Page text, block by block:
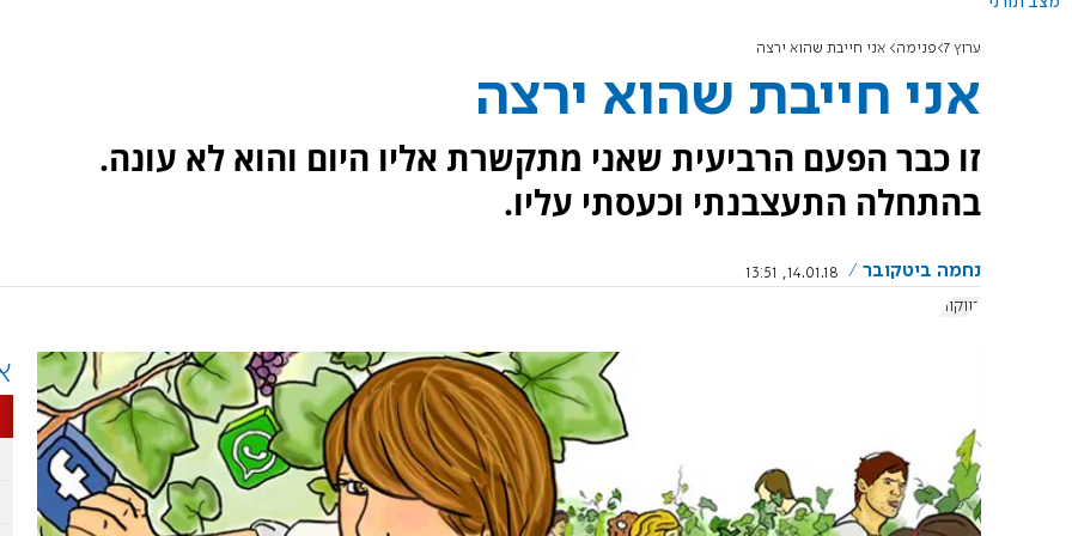
ערוץ 7 פנימה אני חייבת שהוא ירצה
אני חייבת שהוא ירצה
זו כבר הפעם הרביעית שאני מתקשרת אליו היום והוא לא עונה.
בהתחלה התעצבנתי וכעסתי עליו.
נחמה ביטקובר
14.01.18, 13:51
רווקות